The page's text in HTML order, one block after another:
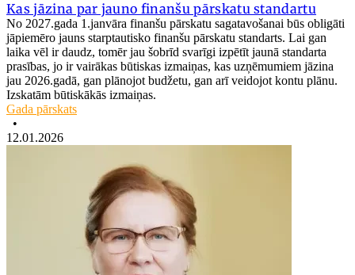
Kas jāzina par jauno finanšu pārskatu standartu
No 2027.gada 1.janvāra finanšu pārskatu sagatavošanai būs obligāti
jāpiemēro jauns starptautisko finanšu pārskatu standarts. Lai gan
laika vēl ir daudz, tomēr jau šobrīd svarīgi izpētīt jaunā standarta
prasības, jo ir vairākas būtiskas izmaiņas, kas uzņēmumiem jāzina
jau 2026.gadā, gan plānojot budžetu, gan arī veidojot kontu plānu.
Izskatām būtiskākās izmaiņas.
Gada pārskats
•
12.01.2026